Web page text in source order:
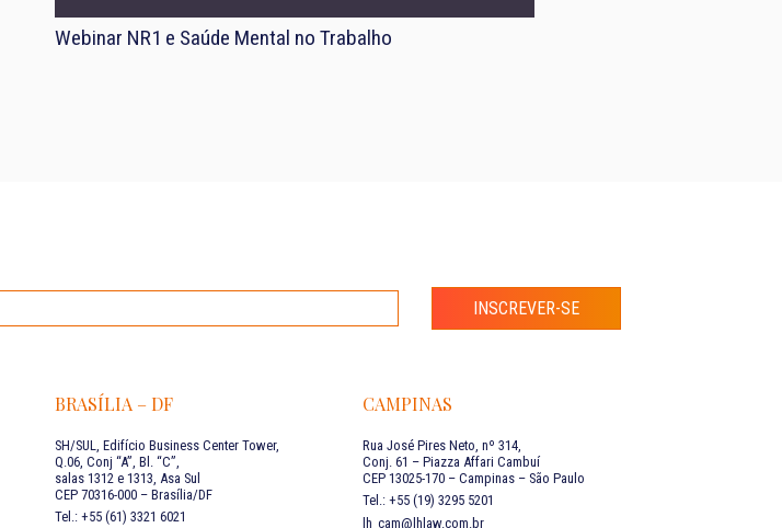
Webinar NR1 e Saúde Mental no Trabalho
INSCREVER-SE
BRASÍLIA – DF
SH/SUL, Edifício Business Center Tower,
Q.06, Conj “A”, Bl. “C”,
salas 1312 e 1313, Asa Sul
CEP 70316-000 – Brasília/DF
Tel.: +55 (61) 3321 6021
CAMPINAS
Rua José Pires Neto, nº 314,
Conj. 61 – Piazza Affari Cambuí
CEP 13025-170 – Campinas – São Paulo
Tel.: +55 (19) 3295 5201
lh_cam@lhlaw.com.br